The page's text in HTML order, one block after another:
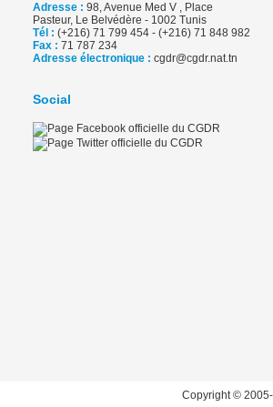
Adresse : 98, Avenue Med V , Place
Pasteur, Le Belvédère - 1002 Tunis
Tél : (+216) 71 799 454 - (+216) 71 848 982
Fax : 71 787 234
Adresse électronique : cgdr@cgdr.nat.tn
Social
Copyright ©